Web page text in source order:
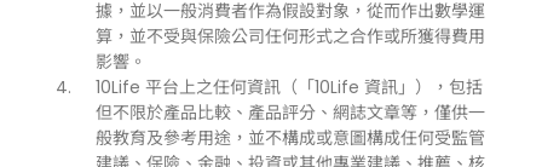
據，並以一般消費者作為假設對象，從而作出數學運
算，並不受與保險公司任何形式之合作或所獲得費用
影響。
10Life 平台上之任何資訊（「10Life 資訊」），包括
但不限於產品比較、產品評分、網誌文章等，僅供一
般教育及參考用途，並不構成或意圖構成任何受監管